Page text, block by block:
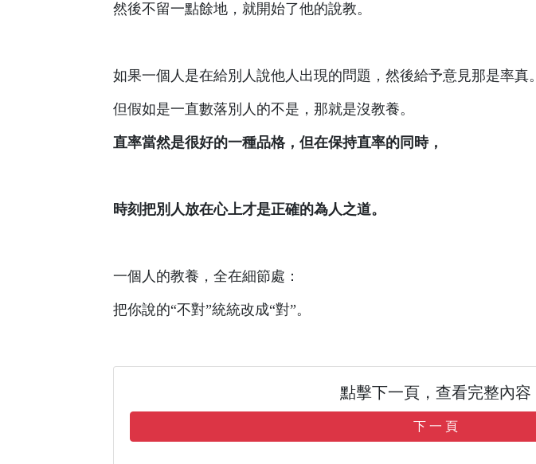
然後不留一點餘地，就開始了他的說教。
如果一個人是在給別人說他人出現的問題，然後給予意見那是率真。
但假如是一直數落別人的不是，那就是沒教養。
直率當然是很好的一種品格，但在保持直率的同時，
時刻把別人放在心上才是正確的為人之道。
一個人的教養，全在細節處：
把你說的“不對”統統改成“對”。
點擊下一頁，查看完整內容
下 一 頁